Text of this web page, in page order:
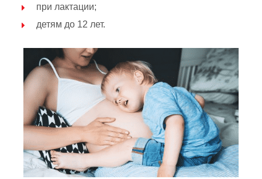
при лактации;
детям до 12 лет.